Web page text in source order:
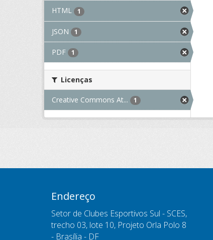
HTML 1
JSON 1
PDF 1
Licenças
Creative Commons At... 1
Endereço
Setor de Clubes Esportivos Sul - SCES,
trecho 03, lote 10, Projeto Orla Polo 8
- Brasília - DF